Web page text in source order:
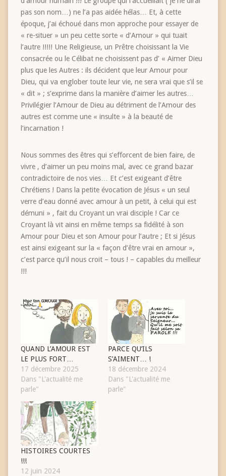
pas son nom…) ne l’a pas aidée hélas… Et, à cette
époque, j’ai échoué dans mon approche pour essayer de
« re-situer » un peu cette sorte « d’Amour » qui tuait
l’autre !!!!! Une Religieuse, un Prêtre choisissant la Vie
consacrée ou le Célibat ne choisissent pas d’ « Aimer Dieu
plus que les Autres : ils décident que leur Amour pour
Dieu, qui va englober toute leur vie, ne sera vrai que s’il se
« dit » ; s’exprime dans la manière d’aimer les autres…
Privilégier l’Amour de Dieu au détriment de l’Amour des
autres est comme une « insulte » à la beauté de
l’incarnation !
Nous sommes des êtres qui s’efforcent de bien faire, de
vivre , d’aimer un peu moins mal, avec ce grand bazar
contradictoire de nos vies… Et c’est exigeant d’être
Chrétiens ! Dans la petite évocation de Jésus « un seul
verre d’eau donné avec amour à un petit, à celui qui est
démuni » , fait du Croyant un vrai disciple ! Car ce
Croyant là vit ainsi en même temps sa fidélité à son
Amour pour Dieu et son Amour pour l’autre ; Et si Jésus
est ainsi exigeant sur la « façon d’être vrai en amour »,
c’est parce qu’il nous croit – tous ! – capables du meilleur
!!!
QUAND L’AMOUR EST
LE PLUS FORT…
17 décembre 2025
Dans "L'actualité me
parle"
PARCE QU’ILS
S’AIMENT… !
18 décembre 2024
Dans "L'actualité me
parle"
HISTOIRES COURTES
!!!
12 juin 2024